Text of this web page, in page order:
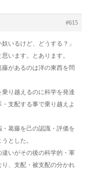
#615
いるけど、どうする？」
います。とあります。
があるのは洋の東西を問
り越えるのに科学を発達
支配する事で乗り越えよ
葛藤を己の認識・評価を
とした。
いがその後の科学的・軍
、支配・被支配の分かれ